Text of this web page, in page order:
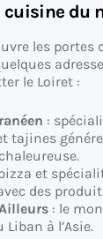
cuisine du
les portes
le Loiret :
:
tajines
et
des
: le
Liban à l’Asie.